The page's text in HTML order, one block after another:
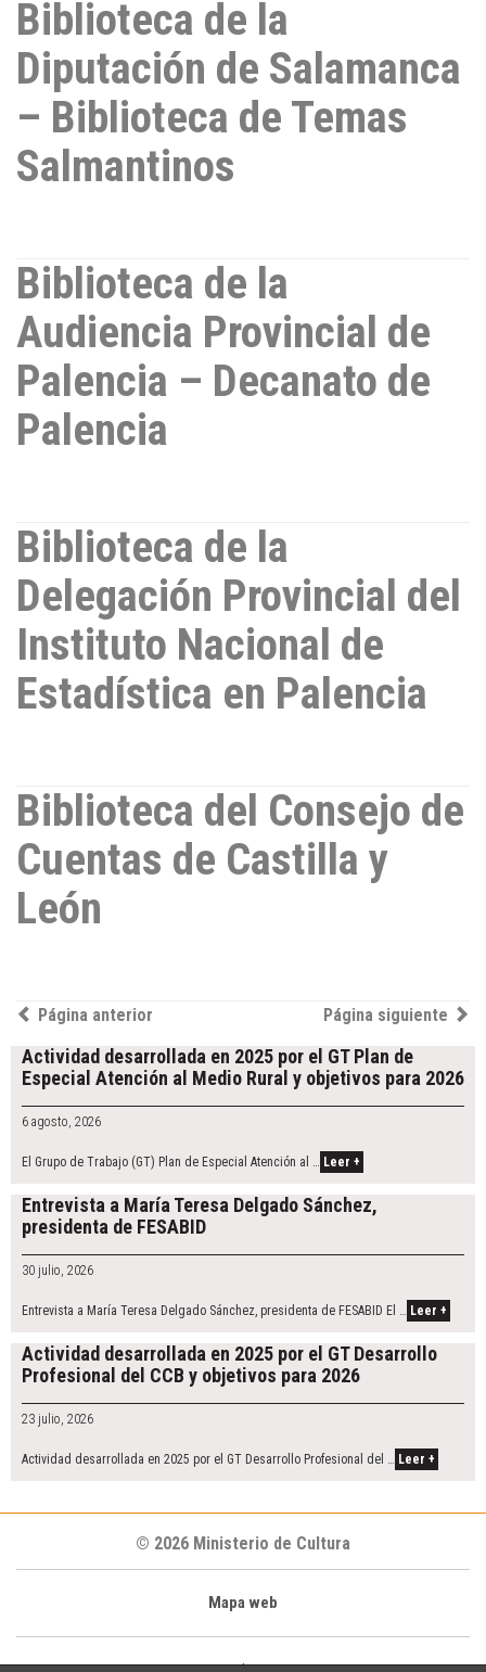
Biblioteca de la
Diputación de Salamanca
– Biblioteca de Temas
Salmantinos
Biblioteca de la
Audiencia Provincial de
Palencia – Decanato de
Palencia
Biblioteca de la
Delegación Provincial del
Instituto Nacional de
Estadística en Palencia
Biblioteca del Consejo de
Cuentas de Castilla y
León
Post
navigation
Página siguiente
Página anterior
Actividad desarrollada en 2025 por el GT Plan de
Especial Atención al Medio Rural y objetivos para 2026
6 agosto, 2026
El Grupo de Trabajo (GT) Plan de Especial Atención al … Leer +
Entrevista a María Teresa Delgado Sánchez,
presidenta de FESABID
30 julio, 2026
Entrevista a María Teresa Delgado Sánchez, presidenta de FESABID El … Leer +
Actividad desarrollada en 2025 por el GT Desarrollo
Profesional del CCB y objetivos para 2026
23 julio, 2026
Actividad desarrollada en 2025 por el GT Desarrollo Profesional del … Leer +
© 2026 Ministerio de Cultura
Mapa web